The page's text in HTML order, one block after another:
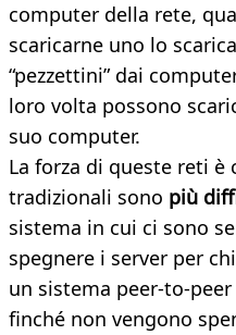
computer della rete,
scaricarne uno lo
“pezzettini” dai
loro volta possono
suo computer.
La forza di queste reti
tradizionali sono più
sistema in cui ci sono
spegnere i server per
un sistema peer-to-
finché non vengono